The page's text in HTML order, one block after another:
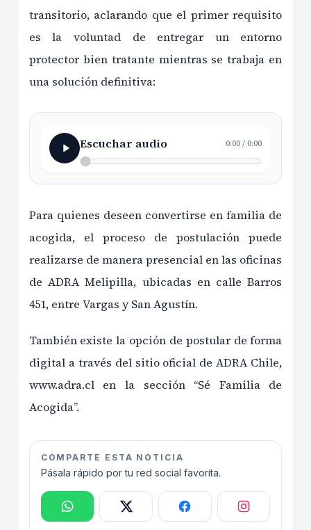
transitorio, aclarando que el primer requisito
es la voluntad de entregar un entorno
protector bien tratante mientras se trabaja en
una solución definitiva:
Escuchar audio 0:00/0:00
Para quienes deseen convertirse en familia de
acogida, el proceso de postulación puede
realizarse de manera presencial en las oficinas
de ADRA Melipilla, ubicadas en calle Barros
451, entre Vargas y San Agustín.
También existe la opción de postular de forma
digital a través del sitio oficial de ADRA Chile,
www.adra.cl en la sección “Sé Familia de
Acogida”.
COMPARTE ESTA NOTICIA
Pásala rápido por tu red social favorita.